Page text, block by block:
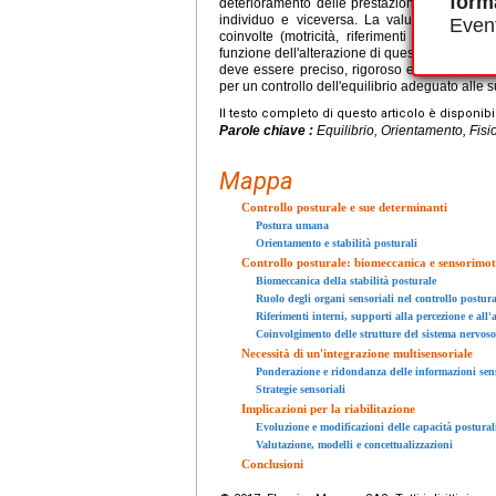
deterioramento delle prestazioni posturali
individuo e viceversa. La valutazione
coinvolte (motricità, riferimenti di base,
funzione dell'alterazione di queste risorse,
deve essere preciso, rigoroso e funzionale,
per un controllo dell'equilibrio adeguato alle
Il testo completo di questo articolo è
Parole chiave : Equilibrio, Orientamento,
Mappa
Controllo posturale e sue determinanti
Postura umana
Orientamento e stabilità posturali
Controllo posturale: biomeccanica e
Biomeccanica della stabilità posturale
Ruolo degli organi sensoriali nel controllo
Riferimenti interni, supporti alla percezione e
Coinvolgimento delle strutture del sistema nervoso
Necessità di un'integrazione multisensoriale
Ponderazione e ridondanza delle informazioni
Strategie sensoriali
Implicazioni per la riabilitazione
Evoluzione e modificazioni delle capacità
Valutazione, modelli e concettualizzazioni
Conclusioni